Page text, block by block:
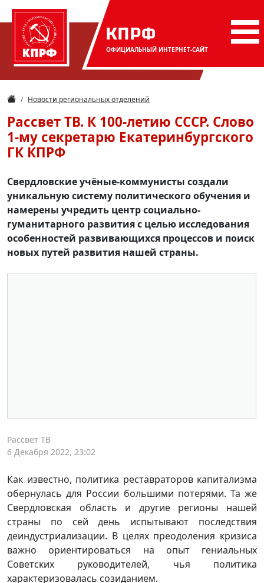
КПРФ
ОФИЦИАЛЬНЫЙ ИНТЕРНЕТ-САЙТ
Новости региональных отделений
Рассвет ТВ. К 100-летию СССР. Слово
1-му секретарю Екатеринбургского
ГК КПРФ
Свердловские учёные-коммунисты создали
уникальную систему политического обучения и
намерены учредить центр социально-
гуманитарного развития с целью исследования
особенностей развивающихся процессов и поиск
новых путей развития нашей страны.
Рассвет ТВ
6 Декабря 2022, 23:02
Как известно, политика реставраторов капитализма
обернулась для России большими потерями. Та же
Свердловская область и другие регионы нашей
страны по сей день испытывают последствия
деиндустриализации. В целях преодоления кризиса
важно ориентироваться на опыт гениальных
Советских руководителей, чья политика
характеризовалась созиданием.